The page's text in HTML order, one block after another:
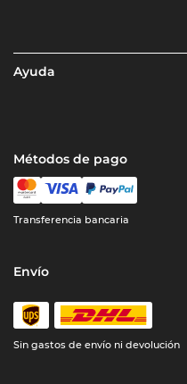
Ayuda
Métodos de pago
Transferencia bancaria
Envío
Sin gastos de envío ni devolución